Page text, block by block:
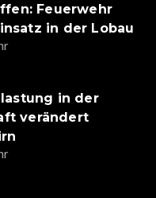
Feuerwehr
in der Lobau
in der
verändert